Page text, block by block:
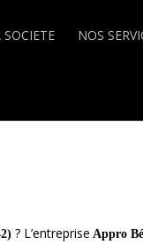
SOCIETE NOS
? L’entreprise Appro